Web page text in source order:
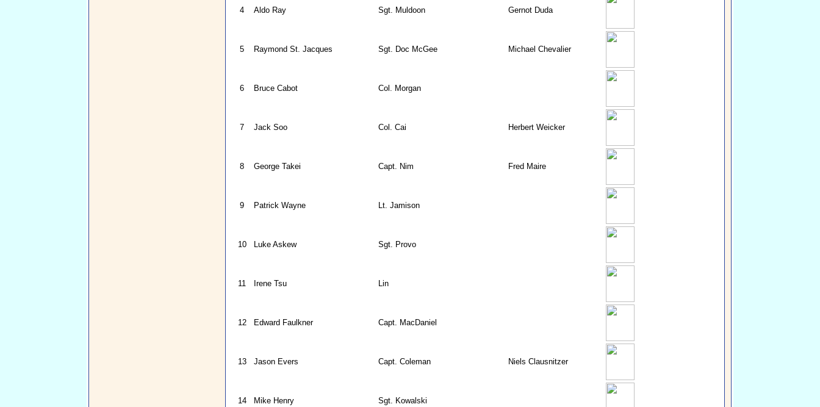
4 Aldo Ray Sgt. Muldoon Gernot Duda
5 Raymond St. Jacques Sgt. Doc McGee Michael Chevalier
6 Bruce Cabot Col. Morgan
7 Jack Soo Col. Cai Herbert Weicker
8 George Takei Capt. Nim Fred Maire
9 Patrick Wayne Lt. Jamison
10 Luke Askew Sgt. Provo
11 Irene Tsu Lin
12 Edward Faulkner Capt. MacDaniel
13 Jason Evers Capt. Coleman Niels Clausnitzer
14 Mike Henry Sgt. Kowalski